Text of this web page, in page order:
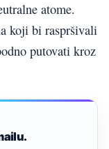
atome.
koji bi raspršivali
putovati kroz